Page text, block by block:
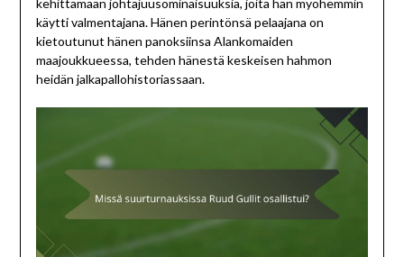
käytti valmentajana. Hänen perintönsä pelaajana on
kietoutunut hänen panoksiinsa Alankomaiden
maajoukkueessa, tehden hänestä keskeisen hahmon
heidän jalkapallohistoriassaan.